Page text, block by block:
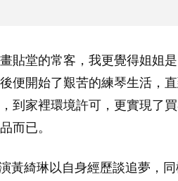
貼堂的常客，我更覺得姐姐
便開始了艱苦的練琴生活，
到家裡環境許可，更實現了
而已。
演黃綺琳以自身經歷談追夢，